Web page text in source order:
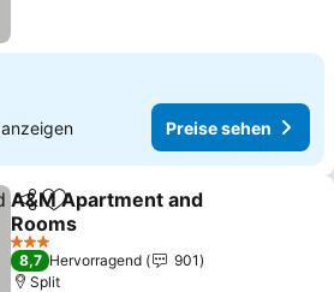
anzeigen Preise sehen
TeilenZu Favoriten hinzufügen
A&M Apartment and
Rooms
Preise sehen
3 Sterne
8,7 Hervorragend
901
Split